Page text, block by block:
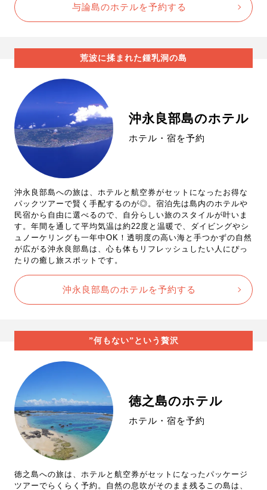
与論島のホテルを予約する
荒波に揉まれた鍾乳洞の島
沖永良部島のホテル
ホテル・宿を予約
沖永良部島への旅は、ホテルと航空券がセットになったお得な
パックツアーで賢く手配するのが◎。宿泊先は島内のホテルや
民宿から自由に選べるので、自分らしい旅のスタイルが叶いま
す。年間を通して平均気温は約22度と温暖で、ダイビングやシ
ュノーケリングも一年中OK！透明度の高い海と手つかずの自然
が広がる沖永良部島は、心も体もリフレッシュしたい人にぴっ
たりの癒し旅スポットです。
沖永良部島のホテルを予約する
”何もない”という贅沢
徳之島のホテル
ホテル・宿を予約
徳之島への旅は、ホテルと航空券がセットになったパッケージ
ツアーでらくらく予約。自然の息吹がそのまま残るこの島は、